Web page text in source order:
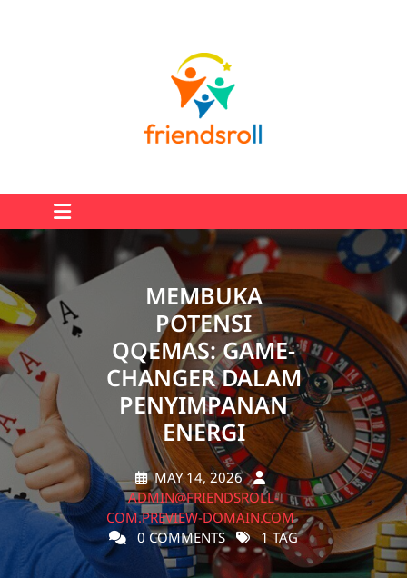
MEMBUKA
POTENSI
QQEMAS: GAME-
CHANGER DALAM
PENYIMPANAN
ENERGI
MAY 14, 2026
ADMIN@FRIENDSROLL-
COM.PREVIEW-DOMAIN.COM
0 COMMENTS
1 TAG